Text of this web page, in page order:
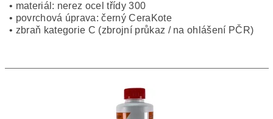
• materiál: nerez ocel třídy 300
• povrchová úprava: černý CeraKote
• zbraň kategorie C (zbrojní průkaz / na ohlášení PČR)